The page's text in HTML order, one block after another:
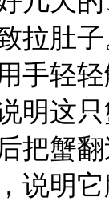
拉肚
手轻
明这
把蟹
说明